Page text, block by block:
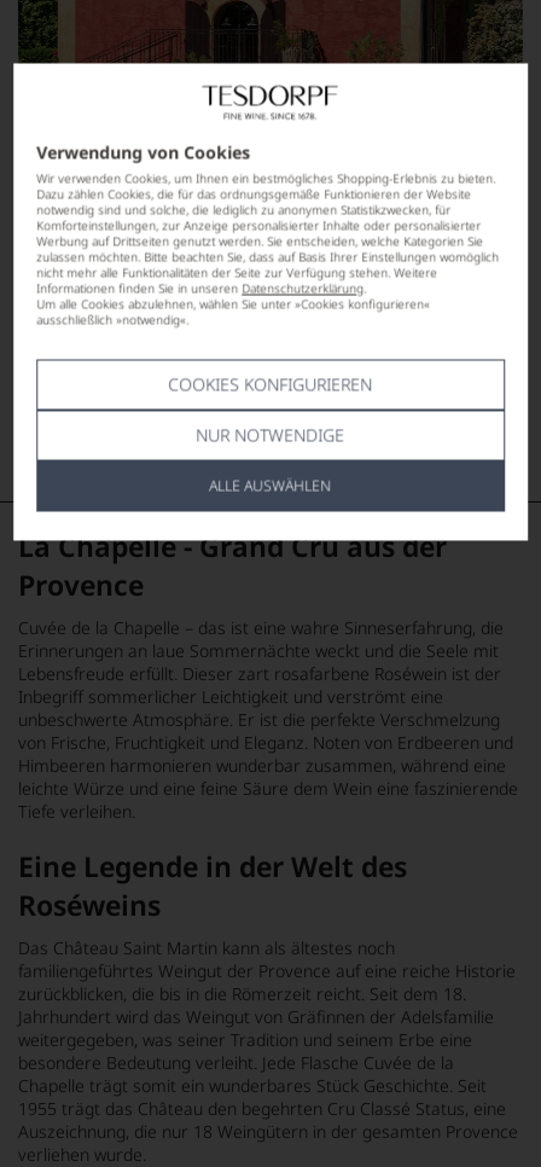
Verwendung von Cookies
Wir verwenden Cookies, um Ihnen ein bestmögliches Shopping-Erlebnis zu bieten.
Dazu zählen Cookies, die für das ordnungsgemäße Funktionieren der Website
notwendig sind und solche, die lediglich zu anonymen Statistikzwecken, für
Komforteinstellungen, zur Anzeige personalisierter Inhalte oder personalisierter
Werbung auf Drittseiten genutzt werden. Sie entscheiden, welche Kategorien Sie
zulassen möchten. Bitte beachten Sie, dass auf Basis Ihrer Einstellungen womöglich
nicht mehr alle Funktionalitäten der Seite zur Verfügung stehen. Weitere
Informationen finden Sie in unseren Datenschutzerklärung.
Um alle Cookies abzulehnen, wählen Sie unter »Cookies konfigurieren«
ausschließlich »notwendig«.
COOKIES KONFIGURIEREN
NUR NOTWENDIGE
ALLE AUSWÄHLEN
La Chapelle - Grand Cru aus der
Provence
Cuvée de la Chapelle – das ist eine wahre Sinneserfahrung, die
Erinnerungen an laue Sommernächte weckt und die Seele mit
Lebensfreude erfüllt. Dieser zart rosafarbene Roséwein ist der
Inbegriff sommerlicher Leichtigkeit und verströmt eine
unbeschwerte Atmosphäre. Er ist die perfekte Verschmelzung
von Frische, Fruchtigkeit und Eleganz. Noten von Erdbeeren und
Himbeeren harmonieren wunderbar zusammen, während eine
leichte Würze und eine feine Säure dem Wein eine faszinierende
Tiefe verleihen.
Eine Legende in der Welt des
Roséweins
Das Château Saint Martin kann als ältestes noch
familiengeführtes Weingut der Provence auf eine reiche Historie
zurückblicken, die bis in die Römerzeit reicht. Seit dem 18.
Jahrhundert wird das Weingut von Gräfinnen der Adelsfamilie
weitergegeben, was seiner Tradition und seinem Erbe eine
besondere Bedeutung verleiht. Jede Flasche Cuvée de la
Chapelle trägt somit ein wunderbares Stück Geschichte. Seit
1955 trägt das Château den begehrten Cru Classé Status, eine
Auszeichnung, die nur 18 Weingütern in der gesamten Provence
verliehen wurde.